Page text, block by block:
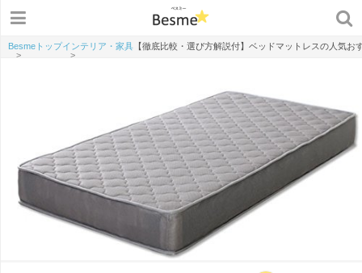
Besmeトップ
>
インテリア・家具
>
【徹底比較・選び方解説付】ベッドマットレスの人気お